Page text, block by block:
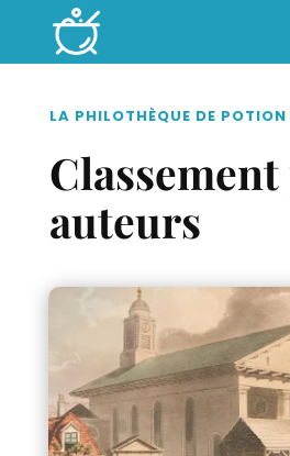
LA PHILOTHÈQUE DE
auteurs